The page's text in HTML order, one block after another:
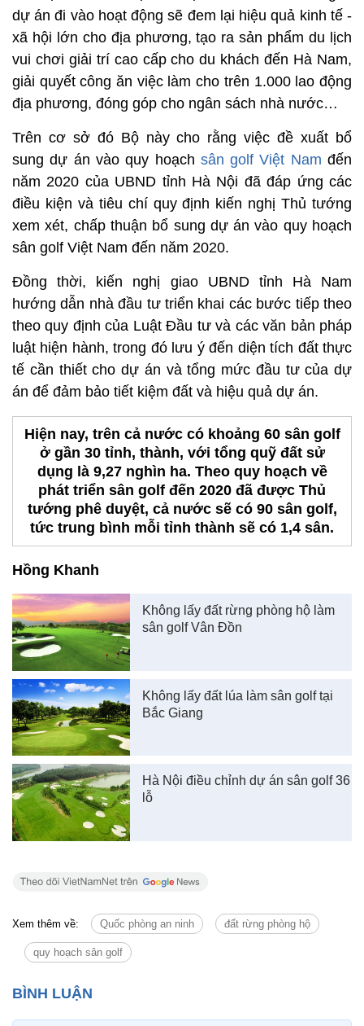
dự án đi vào hoạt động sẽ đem lại hiệu quả kinh tế -
xã hội lớn cho địa phương, tạo ra sản phẩm du lịch
vui chơi giải trí cao cấp cho du khách đến Hà Nam,
giải quyết công ăn việc làm cho trên 1.000 lao động
địa phương, đóng góp cho ngân sách nhà nước…
Trên cơ sở đó Bộ này cho rằng việc đề xuất bổ
sung dự án vào quy hoạch sân golf Việt Nam đến
năm 2020 của UBND tỉnh Hà Nội đã đáp ứng các
điều kiện và tiêu chí quy định kiến nghị Thủ tướng
xem xét, chấp thuận bổ sung dự án vào quy hoạch
sân golf Việt Nam đến năm 2020.
Đồng thời, kiến nghị giao UBND tỉnh Hà Nam
hướng dẫn nhà đầu tư triển khai các bước tiếp theo
theo quy định của Luật Đầu tư và các văn bản pháp
luật hiện hành, trong đó lưu ý đến diện tích đất thực
tế cần thiết cho dự án và tổng mức đầu tư của dự
án để đảm bảo tiết kiệm đất và hiệu quả dự án.
Hiện nay, trên cả nước có khoảng 60 sân golf
ở gần 30 tỉnh, thành, với tổng quỹ đất sử
dụng là 9,27 nghìn ha. Theo quy hoạch về
phát triển sân golf đến 2020 đã được Thủ
tướng phê duyệt, cả nước sẽ có 90 sân golf,
tức trung bình mỗi tỉnh thành sẽ có 1,4 sân.
Hồng Khanh
Không lấy đất rừng phòng hộ làm
sân golf Vân Đồn
Không lấy đất lúa làm sân golf tại
Bắc Giang
Hà Nội điều chỉnh dự án sân golf 36
lỗ
Xem thêm về: Quốc phòng an ninh đất rừng phòng hộ
quy hoạch sân golf